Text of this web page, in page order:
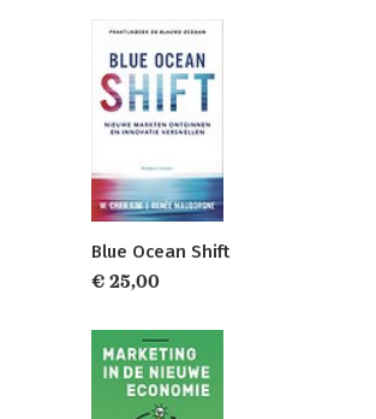
Blue Ocean Shift
€ 25,00